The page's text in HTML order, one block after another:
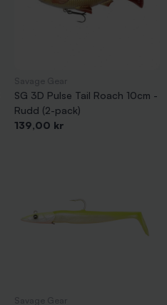
SG 3D Pulse Tail Roach 10cm -
Rudd (2-pack)
Pris
139,00 kr